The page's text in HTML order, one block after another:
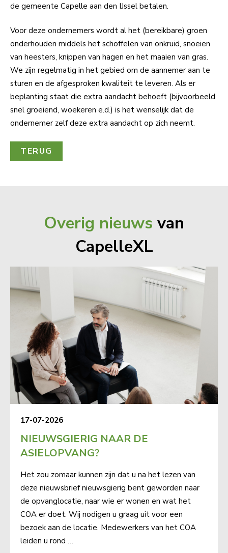
de gemeente Capelle aan den IJssel betalen.
Voor deze ondernemers wordt al het (bereikbare) groen
onderhouden middels het schoffelen van onkruid, snoeien
van heesters, knippen van hagen en het maaien van gras.
We zijn regelmatig in het gebied om de aannemer aan te
sturen en de afgesproken kwaliteit te leveren. Als er
beplanting staat die extra aandacht behoeft (bijvoorbeeld
snel groeiend, woekeren e.d.) is het wenselijk dat de
ondernemer zelf deze extra aandacht op zich neemt.
TERUG
Overig nieuws van
CapelleXL
17-07-2026
NIEUWSGIERIG NAAR DE
ASIELOPVANG?
Het zou zomaar kunnen zijn dat u na het lezen van
deze nieuwsbrief nieuwsgierig bent geworden naar
de opvanglocatie, naar wie er wonen en wat het
COA er doet. Wij nodigen u graag uit voor een
bezoek aan de locatie. Medewerkers van het COA
leiden u rond …